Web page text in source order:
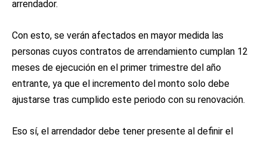
arrendador.
Con esto, se verán afectados en mayor medida las
personas cuyos contratos de arrendamiento cumplan 12
meses de ejecución en el primer trimestre del año
entrante, ya que el incremento del monto solo debe
ajustarse tras cumplido este periodo con su renovación.
Eso sí, el arrendador debe tener presente al definir el